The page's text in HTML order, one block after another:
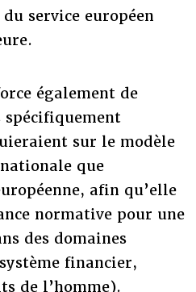
service européen
également de
spécifiquement
sur le modèle
que
afin qu’elle
normative pour une
des domaines
financier,
de l’homme).